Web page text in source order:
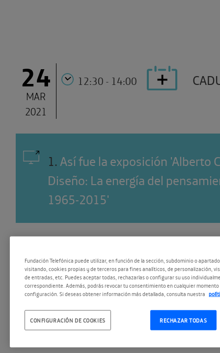
24
MAR
2021
12:30 - 14:00
1.Así fue la exposición 'Alberto
Diseño: La energía del
1965-2015'
ESCUCHAR
Fundación Telefónica puede utilizar, en función de la sección, subdominio o
visitando, cookies propias y de terceros para fines analíticos, de personalización,
de entradas, etc. Puedes aceptar todas, rechazarlas o configurar su uso
correspondiente. Además, podrás revocar tu consentimiento en cualquier momento
configuración. Si deseas obtener información más detallada, consulta nuestra
RECHAZAR TODAS
CONFIGURACIÓN DE COOKIES